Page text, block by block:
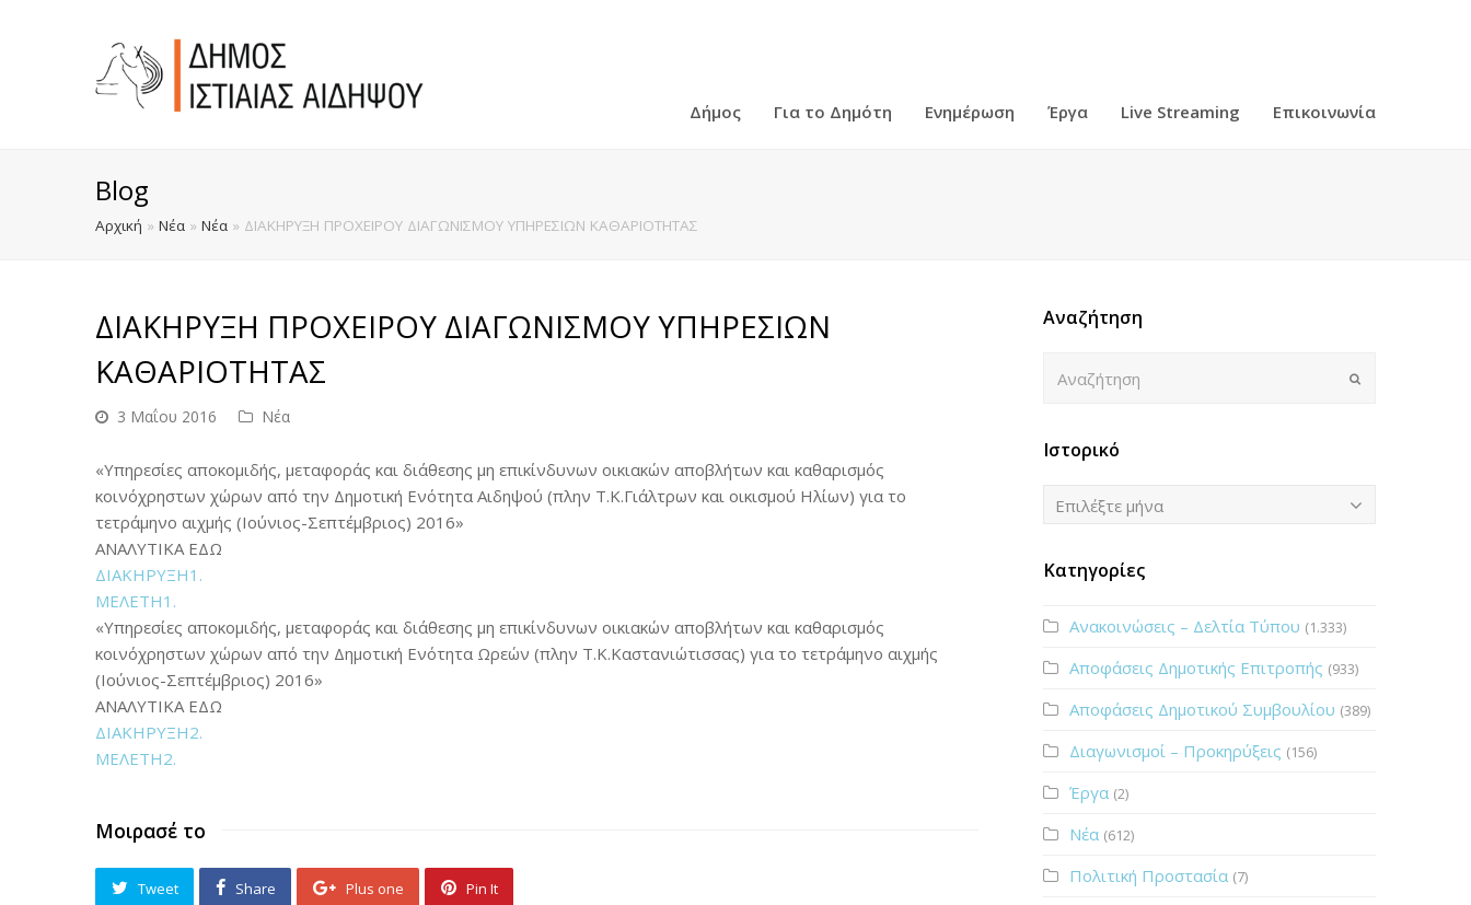
Δήμος Για το Δημότη Ενημέρωση Έργα Live Streaming Επικοινωνία
Blog
Αρχική » Νέα » Νέα » ΔΙΑΚΗΡΥΞΗ ΠΡΟΧΕΙΡΟΥ ΔΙΑΓΩΝΙΣΜΟΥ ΥΠΗΡΕΣΙΩΝ ΚΑΘΑΡΙΟΤΗΤΑΣ
ΔΙΑΚΗΡΥΞΗ ΠΡΟΧΕΙΡΟΥ ΔΙΑΓΩΝΙΣΜΟΥ ΥΠΗΡΕΣΙΩΝ
ΚΑΘΑΡΙΟΤΗΤΑΣ
3 Μαΐου 2016 Νέα
«Υπηρεσίες αποκομιδής, μεταφοράς και διάθεσης μη επικίνδυνων οικιακών αποβλήτων και καθαρισμός
κοινόχρηστων χώρων από την Δημοτική Ενότητα Αιδηψού (πλην Τ.Κ.Γιάλτρων και οικισμού Ηλίων) για το
τετράμηνο αιχμής (Ιούνιος-Σεπτέμβριος) 2016»
ΑΝΑΛΥΤΙΚΑ ΕΔΩ
ΔΙΑΚΗΡΥΞΗ1.
ΜΕΛΕΤΗ1.
«Υπηρεσίες αποκομιδής, μεταφοράς και διάθεσης μη επικίνδυνων οικιακών αποβλήτων και καθαρισμός
κοινόχρηστων χώρων από την Δημοτική Ενότητα Ωρεών (πλην Τ.Κ.Καστανιώτισσας) για το τετράμηνο αιχμής
(Ιούνιος-Σεπτέμβριος) 2016»
ΑΝΑΛΥΤΙΚΑ ΕΔΩ
ΔΙΑΚΗΡΥΞΗ2.
ΜΕΛΕΤΗ2.
Μοιρασέ το
Tweet Share Plus one Pin It
Αναζήτηση
Ιστορικό
Ιστορικό
Επιλέξτε μήνα
Κατηγορίες
Ανακοινώσεις – Δελτία Τύπου (1.333)
Αποφάσεις Δημοτικής Επιτροπής (933)
Αποφάσεις Δημοτικού Συμβουλίου (389)
Διαγωνισμοί – Προκηρύξεις (156)
Έργα (2)
Νέα (612)
Πολιτική Προστασία (7)